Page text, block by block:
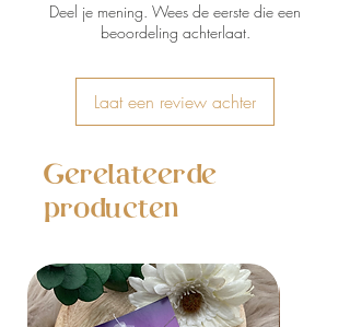
Deel je mening. Wees de eerste die een
beoordeling achterlaat.
Laat een review achter
Gerelateerde
producten